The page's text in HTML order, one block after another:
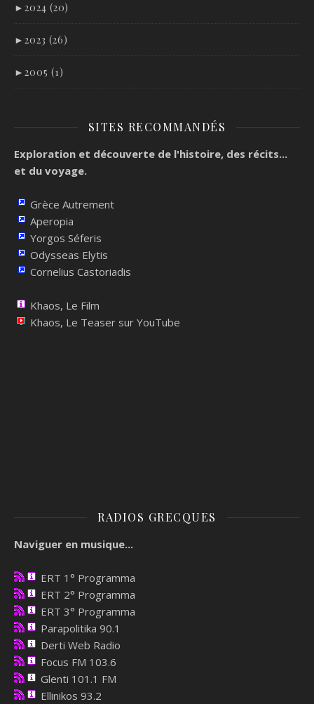
► 2024 (20)
► 2023 (26)
► 2005 (1)
SITES RECOMMANDÉS
Exploration et découverte de l'histoire, des récits...
et du voyage.
Grèce Autrement
Aperopia
Yorgos Séferis
Odysseas Elytis
Cornelius Castoriadis
Khaos, Le Film
Khaos, Le Teaser sur YouTube
RADIOS GRECQUES
Naviguer en musique...
ERT 1° Programma
ERT 2° Programma
ERT 3° Programma
Parapolitika 90.1
Derti Web Radio
Focus FM 103.6
Glenti 101.1 FM
Ellinikos 93.2